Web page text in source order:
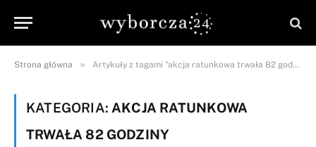
Strona główna » Artykuły z tagami "akcja ratunkowa trwała 82 godziny"
KATEGORIA: AKCJA RATUNKOWA
TRWAŁA 82 GODZINY